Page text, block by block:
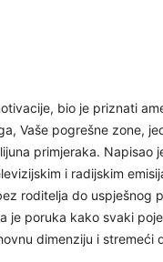
bio je priznati
Vaše pogrešne zone,
primjeraka. Napisao
i radijskim
roditelja do uspješnog
je poruka kako svaki
dimenziju i stremeći